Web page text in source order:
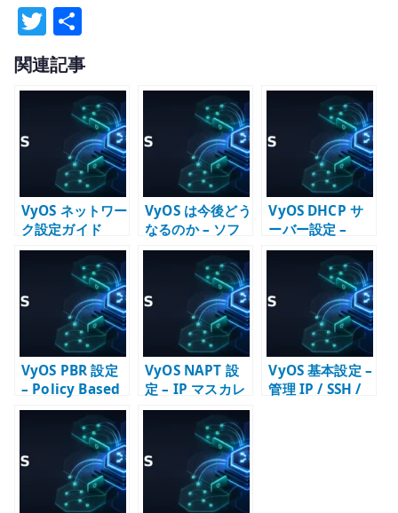
T
w
it
te
有
関連記事
VyOS ネットワー
ク設定ガイド
VyOS は今後どう
なるのか – ソフ
トウェアルータ
ーとしての見方
VyOS DHCP サ
ーバー設定 –
LAN 向けアドレ
ス配布の基本
VyOS PBR 設定
– Policy Based
Routing の基本
VyOS NAPT 設
定 – IP マスカレ
ードで LAN から
外へ出す
VyOS 基本設定 –
管理 IP / SSH /